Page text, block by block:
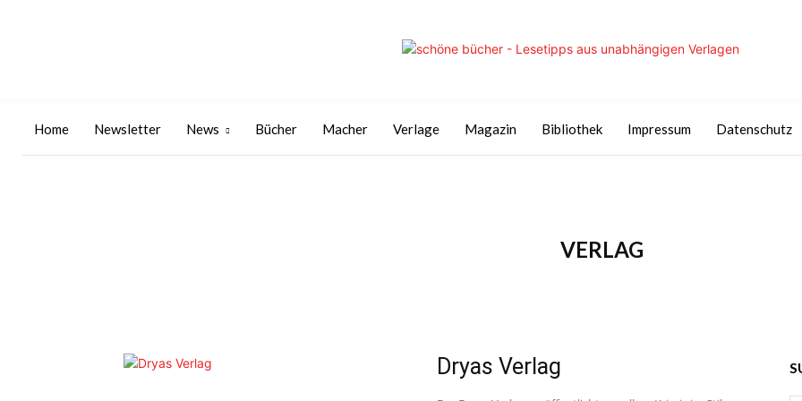
Home Newsletter News Bücher Macher Verlage Magazin Bibliothek Impressum Datenschutz
VERLAG
Dryas Verlag